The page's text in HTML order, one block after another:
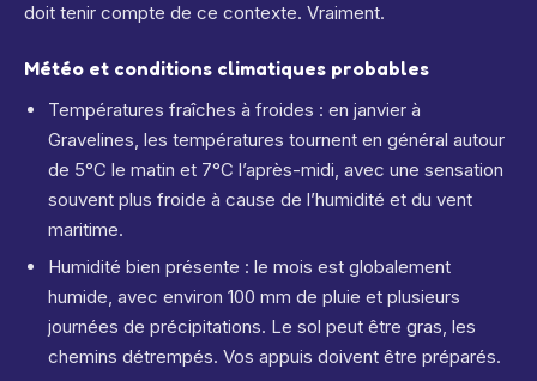
doit tenir compte de ce contexte. Vraiment.
Météo et conditions climatiques probables
Températures fraîches à froides : en janvier à
Gravelines, les températures tournent en général autour
de 5°C le matin et 7°C l’après-midi, avec une sensation
souvent plus froide à cause de l’humidité et du vent
maritime.
Humidité bien présente : le mois est globalement
humide, avec environ 100 mm de pluie et plusieurs
journées de précipitations. Le sol peut être gras, les
chemins détrempés. Vos appuis doivent être préparés.